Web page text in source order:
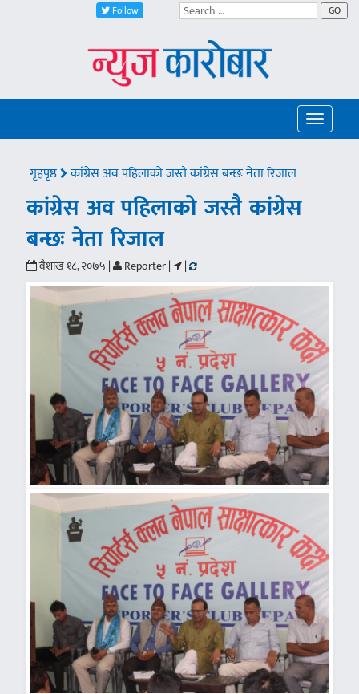
Follow GO
Toggle
गृहपृष्ठ कांग्रेस अव पहिलाको जस्तै कांग्रेस बन्छः नेता रिजाल
कांग्रेस अव पहिलाको जस्तै कांग्रेस
बन्छः नेता रिजाल
वैशाख १८, २०७५ | Reporter | |